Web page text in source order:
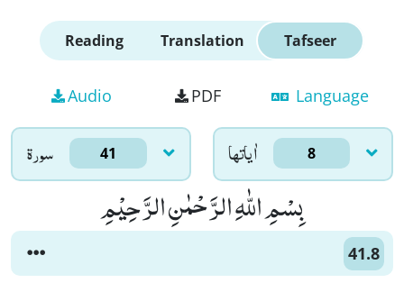
Reading Translation Tafseer
Audio PDF Language
سورۃ 41 اٰياتها 8
بِسْمِ اللّٰهِ الرَّحْمٰنِ الرَّحِیْمِ
41.8